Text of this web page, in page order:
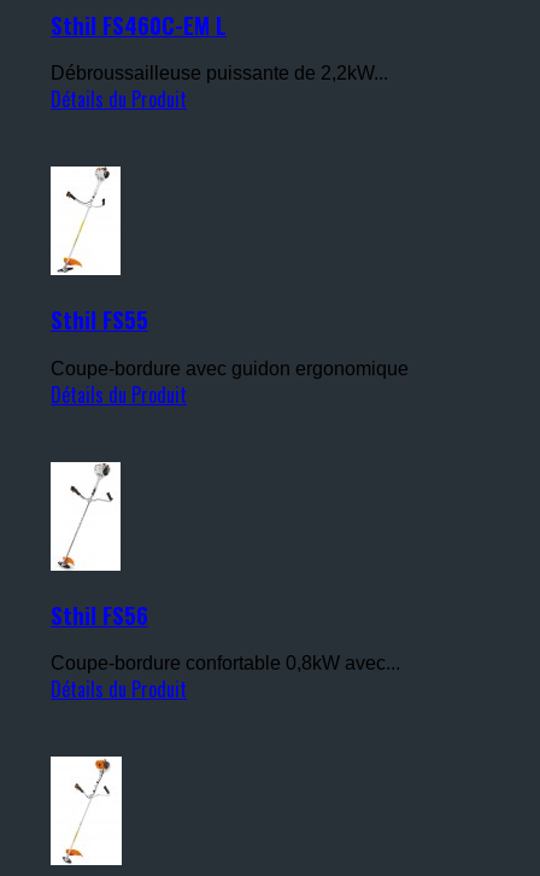
Sthil FS460C-EM L
Débroussailleuse puissante de 2,2kW...
Détails du Produit
Sthil FS55
Coupe-bordure avec guidon ergonomique
Détails du Produit
Sthil FS56
Coupe-bordure confortable 0,8kW avec...
Détails du Produit